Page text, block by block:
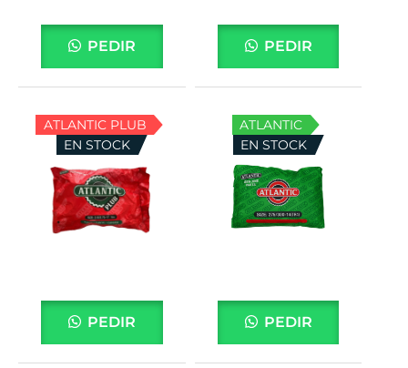
PEDIR PEDIR
ATLANTIC PLUB
EN STOCK
PEDIR
ATLANTIC
EN STOCK
PEDIR